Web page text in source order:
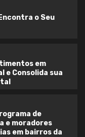
o Seu
em
e Consolida sua
de
e moradores
em bairros da